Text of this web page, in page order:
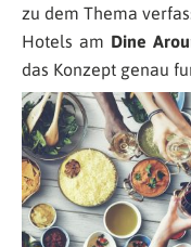
zu dem Thema
Hotels am Dine
das Konzept genau